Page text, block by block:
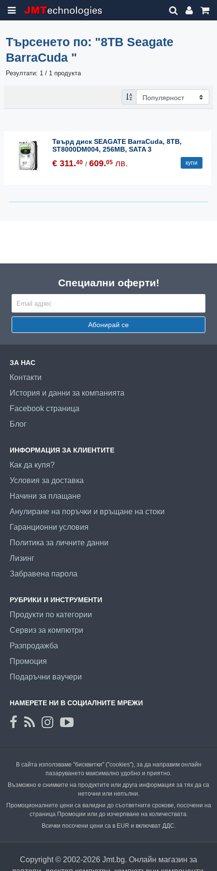
Търсенето по: "8TB Seagate
BarraCuda "
Резултати: 1 / 1 продукта
Твърд диск SEAGATE BarraCuda, 8TB,
ST8000DM004, 256MB, SATA 3
€ 311.40 / 609.05 лв. купи
Специални оферти!
Абонирай се
ЗА НАС
Контакти
История и данни за компанията
Facebook страница
Блог
ИНФОРМАЦИЯ ЗА КЛИЕНТИТЕ
Как да купя?
Условия за доставка
Начини за плащане
Анулиране на поръчки и връщане на стоки
Гаранционни условия
Политика за личните данни
Лизинг
Забравена парола
РУБРИКИ И ИНСТРУМЕНТИ
Продукти по категории
Сервиз за компютри
Разпродажба
Промоция
Подаръчни ваучери
НАМЕРЕТЕ НИ В СОЦИАЛНИТЕ МРЕЖИ
В сайта използваме "бисквитки" ("cookies"), за да направим онлайн
пазаруването максимално удобно и приятно.
Възможно е снимките на продуктите или друга информация за тях да са
неточни или непълни.
Промоционалните цени са валидни до съответните срокове, посочени на
страница Промоции или до изчерпване на количествата.
Всички посочени цени са в EUR и включват ДДС.
Copyright © 2002-2026 Jmt.bg. Онлайн магазин за